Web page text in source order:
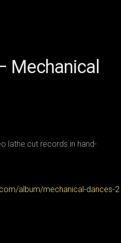
Mechanical
lathe cut records in hand-
album/mechanical-dances-2